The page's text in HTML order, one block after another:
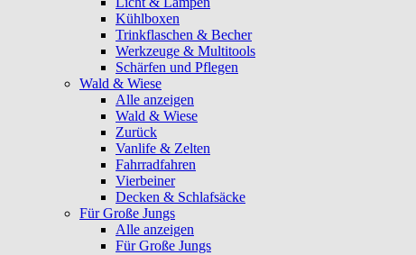
Kühlboxen
Trinkflaschen & Becher
Werkzeuge & Multitools
Schärfen und Pflegen
Wald & Wiese
Alle anzeigen
Wald & Wiese
Zurück
Vanlife & Zelten
Fahrradfahren
Vierbeiner
Decken & Schlafsäcke
Für Große Jungs
Alle anzeigen
Für Große Jungs